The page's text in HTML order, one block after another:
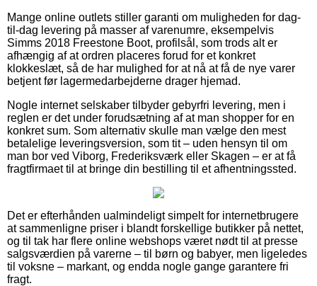
Mange online outlets stiller garanti om muligheden for dag-
til-dag levering på masser af varenumre, eksempelvis
Simms 2018 Freestone Boot, profilsål, som trods alt er
afhængig af at ordren placeres forud for et konkret
klokkeslæt, så de har mulighed for at nå at få de nye varer
betjent før lagermedarbejderne drager hjemad.
Nogle internet selskaber tilbyder gebyrfri levering, men i
reglen er det under forudsætning af at man shopper for en
konkret sum. Som alternativ skulle man vælge den mest
betalelige leveringsversion, som tit – uden hensyn til om
man bor ved Viborg, Frederiksværk eller Skagen – er at få
fragtfirmaet til at bringe din bestilling til et afhentningssted.
Det er efterhånden ualmindeligt simpelt for internetbrugere
at sammenligne priser i blandt forskellige butikker på nettet,
og til tak har flere online webshops været nødt til at presse
salgsværdien på varerne – til børn og babyer, men ligeledes
til voksne – markant, og endda nogle gange garantere fri
fragt.